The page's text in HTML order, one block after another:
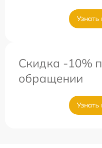
Узнать
Скидка -10%
обращении
Узнать